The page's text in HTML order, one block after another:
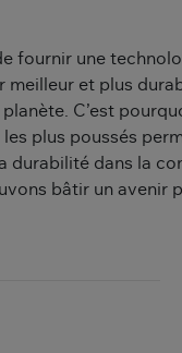
fournir une
meilleur et plus
C’est
plus poussés
durabilité dans la
bâtir un avenir